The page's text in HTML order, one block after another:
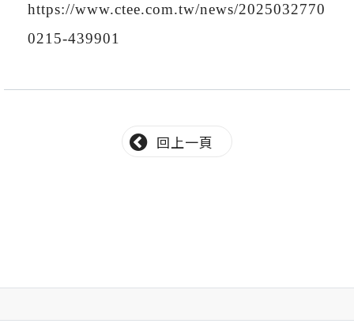
https://www.ctee.com.tw/news/2025032770
0215-439901
回上一頁